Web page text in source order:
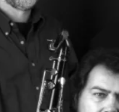
Termo de Pesquisa